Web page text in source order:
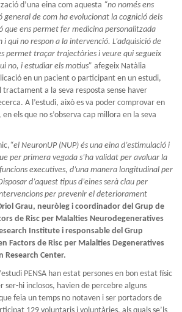
d’una eina com aquesta “no només ens
de com ha evolucionat la cognició dels
que ens permet fer medicina personalitzada
qui no respon a la intervenció. L’adquisició de
permet traçar trajectòries i veure qui segueix
no, i estudiar els motius” afegeix Natàlia
en un pacient o participant en un estudi,
a la seva resposta sense haver
A l’estudi, això es va poder comprovar en
els que no s’observa cap millora en la seva
“el NeuronUP (NUP) és una eina d’estimulació i
per primera vegada s’ha validat per avaluar la
executives, d’una manera longitudinal per
d’aquest tipus d’eines serà clau per
per prevenir el deteriorament
Grau, neuròleg i coordinador del Grup de
de Risc per Malalties Neurodegeneratives
Institute i responsable del Grup
Factors de Risc per Malalties Degeneratives
Research Center.
PENSA han estat persones en bon estat físic
ser-hi inclosos, havien de percebre alguns
feia un temps no notaven i ser portadors de